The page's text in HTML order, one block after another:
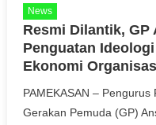
News
Resmi Dilantik, GP
Penguatan
Ekonomi
PAMEKASAN –
Gerakan Pemuda (GP)